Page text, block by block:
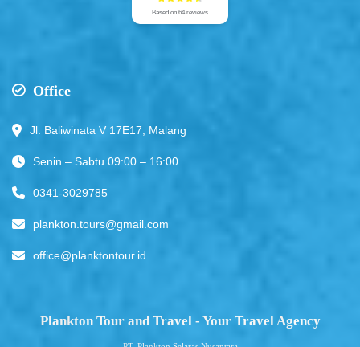
Based on 64 reviews
Office
Jl. Baliwinata V 17E17, Malang
Senin – Sabtu 09:00 – 16:00
0341-3029785
plankton.tours@gmail.com
office@planktontour.id
Plankton Tour and Travel - Your Travel Agency